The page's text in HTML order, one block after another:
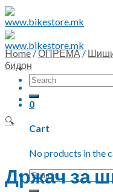
Skip
to
content
Search
for:
0
Cart
No products in the
Search
for:
Home/ОПРЕМА/
бидон
🔍
Држач за